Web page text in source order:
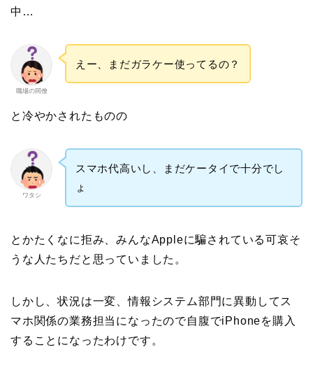
中…
職場の同僚
えー、まだガラケー使ってるの？
と冷やかされたものの
ワタシ
スマホ代高いし、まだケータイで十分でし
ょ
とかたくなに拒み、みんなAppleに騙されている可哀そ
うな人たちだと思っていました。
しかし、状況は一変、情報システム部門に異動してス
マホ関係の業務担当になったので自腹でiPhoneを購入
することになったわけです。